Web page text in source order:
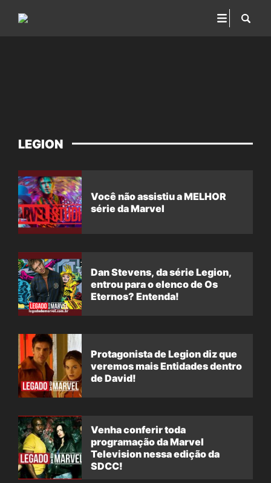
LEGION
Você não assistiu a MELHOR
série da Marvel
Dan Stevens, da série Legion,
entrou para o elenco de Os
Eternos? Entenda!
Protagonista de Legion diz que
veremos mais Entidades dentro
de David!
Venha conferir toda
programação da Marvel
Television nessa edição da
SDCC!